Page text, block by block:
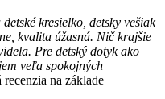
kresielko, detsky vešiak
kvalita úžasná. Nič krajšie
Pre detský dotyk ako
veľa spokojných
recenzia na základe